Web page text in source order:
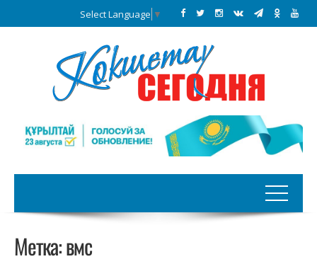
Select Language ▼
Метка:вмс